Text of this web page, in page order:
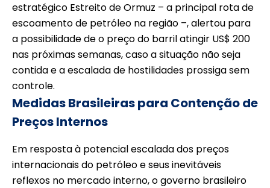
estratégico Estreito de Ormuz – a principal rota de
escoamento de petróleo na região –, alertou para
a possibilidade de o preço do barril atingir US$ 200
nas próximas semanas, caso a situação não seja
contida e a escalada de hostilidades prossiga sem
controle.
Medidas Brasileiras para Contenção de
Preços Internos
Em resposta à potencial escalada dos preços
internacionais do petróleo e seus inevitáveis
reflexos no mercado interno, o governo brasileiro